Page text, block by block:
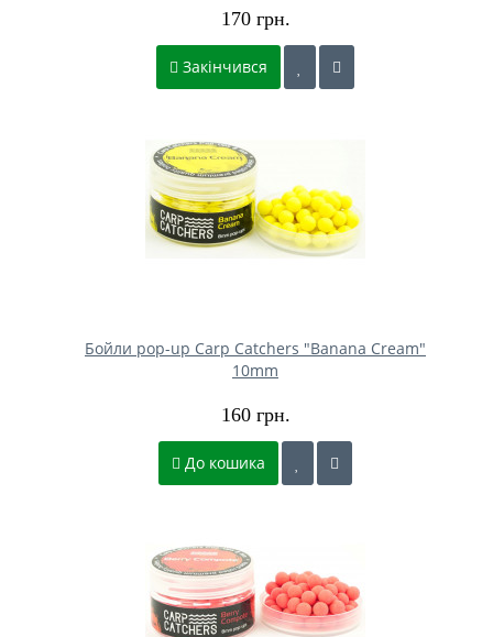
170 грн.
Закінчився
Бойли pop-up Carp Catchers "Banana Cream"
10mm
160 грн.
До кошика